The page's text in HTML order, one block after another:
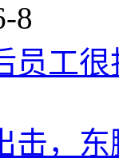
8
员工
击，